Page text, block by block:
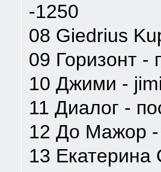
-1250
08 Giedrius
09 Горизонт -
10 Джими -
11 Диалог -
12 До Мажор -
13 Екатерина